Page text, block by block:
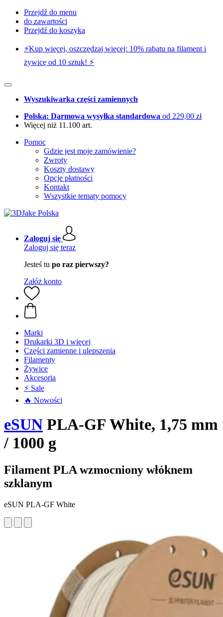
Przejdź do menu
do zawartości
Przejdź do koszyka
⚡️Kup więcej, oszczędzaj więcej: 10% rabatu na filament i
żywicę od 10 sztuk! ⚡️
Wyszukiwarka części zamiennych
Polska: Darmowa wysyłka standardowa od 229,00 zł
Więcej niż 11.100 art.
Pomoc
Gdzie jest moje zamówienie?
Zwroty
Koszty dostawy
Opcje płatności
Kontakt
Wszystkie tematy pomocy
Zaloguj się
Zaloguj się teraz
Jesteś tu po raz pierwszy?
Załóż konto
Marki
Drukarki 3D i więcej
Części zamienne i ulepszenia
Filamenty
Żywice
Akcesoria
⚡ Sale
🔥 Nowości
eSUN PLA-GF White, 1,75 mm
/ 1000 g
Filament PLA wzmocniony włóknem
szklanym
eSUN PLA-GF White